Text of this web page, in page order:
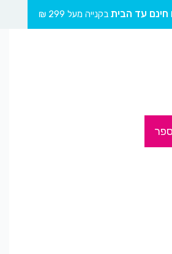
חינם עד הבית בקנייה מעל 299 ₪